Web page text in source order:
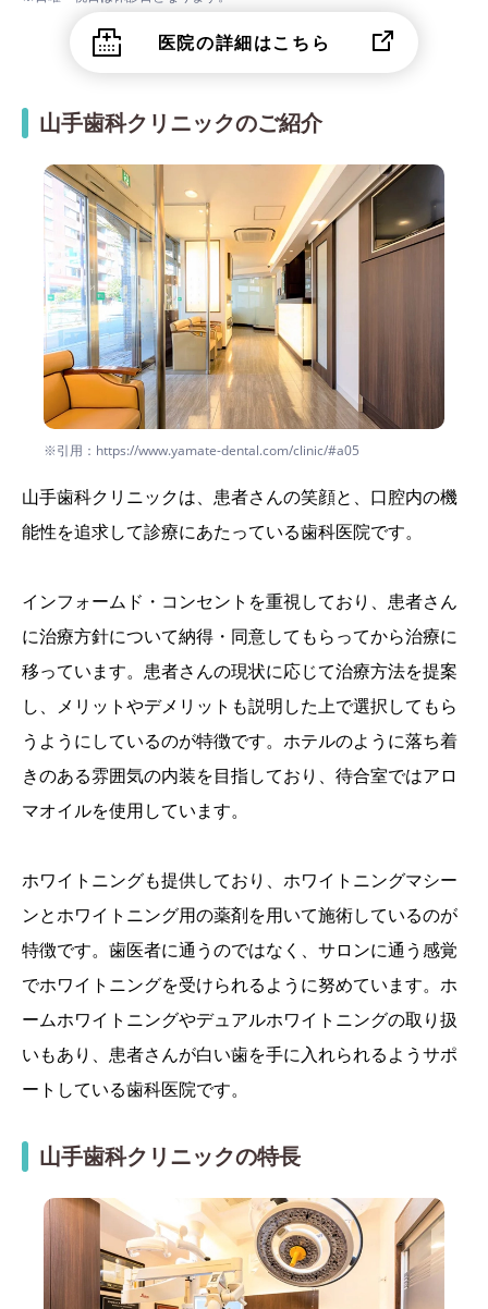
医院の詳細はこちら
山手歯科クリニックのご紹介
※引用：https://www.yamate-dental.com/clinic/#a05
山手歯科クリニックは、患者さんの笑顔と、口腔内の機
能性を追求して診療にあたっている歯科医院です。
インフォームド・コンセントを重視しており、患者さん
に治療方針について納得・同意してもらってから治療に
移っています。患者さんの現状に応じて治療方法を提案
し、メリットやデメリットも説明した上で選択してもら
うようにしているのが特徴です。ホテルのように落ち着
きのある雰囲気の内装を目指しており、待合室ではアロ
マオイルを使用しています。
ホワイトニングも提供しており、ホワイトニングマシー
ンとホワイトニング用の薬剤を用いて施術しているのが
特徴です。歯医者に通うのではなく、サロンに通う感覚
でホワイトニングを受けられるように努めています。ホ
ームホワイトニングやデュアルホワイトニングの取り扱
いもあり、患者さんが白い歯を手に入れられるようサポ
ートしている歯科医院です。
山手歯科クリニックの特長